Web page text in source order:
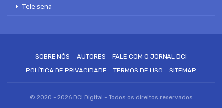
Tele sena
SOBRE NÓS AUTORES
FALE COM O JORNAL DCI
POLÍTICA DE PRIVACIDADE
TERMOS DE USO SITEMAP
© 2020 - 2026 DCI Digital - Todos os direitos reservados